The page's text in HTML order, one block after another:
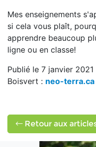
Mes enseignements
si cela vous plaît,
apprendre beaucoup
ligne ou en classe!
Publié le 7 janvier
Boisvert : neo-terra.ca
Retour aux